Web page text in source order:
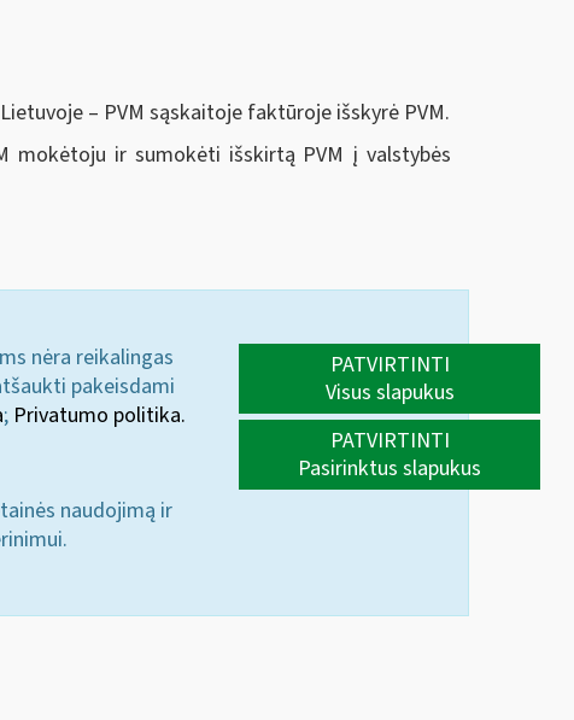
– PVM sąskaitoje faktūroje išskyrė PVM.
mokėtoju ir sumokėti išskirtą PVM į valstybės
nėra reikalingas
pakeisdami
; Privatumo politika.
naudojimą ir
PATVIRTINTI
Visus slapukus
PATVIRTINTI
Pasirinktus slapukus